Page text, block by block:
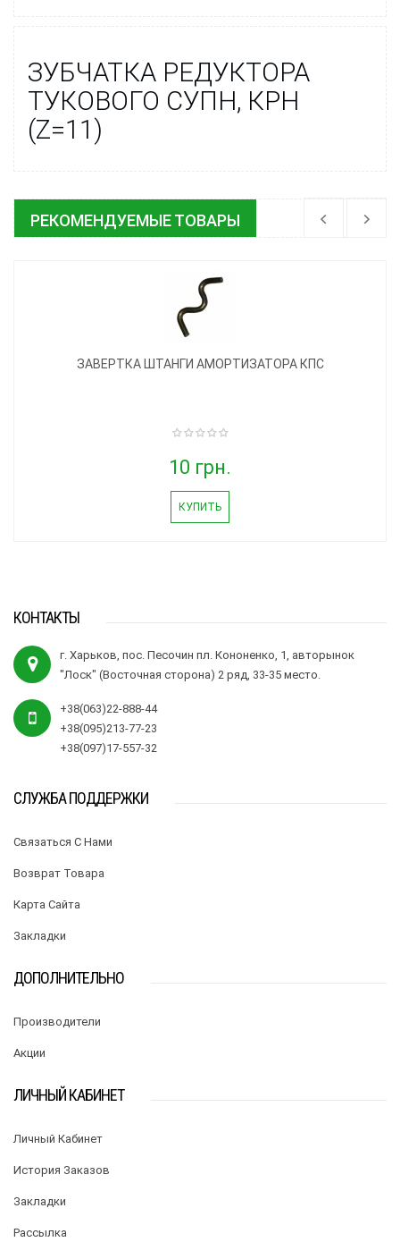
ЗУБЧАТКА РЕДУКТОРА
ТУКОВОГО СУПН, КРН
(Z=11)
РЕКОМЕНДУЕМЫЕ ТОВАРЫ
ЗАВЕРТКА ШТАНГИ АМОРТИЗАТОРА КПС
10 грн.
КУПИТЬ
КОНТАКТЫ
г. Харьков, пос. Песочин пл. Кононенко, 1, авторынок
"Лоск" (Восточная сторона) 2 ряд, 33-35 место.
+38(063)22-888-44
+38(095)213-77-23
+38(097)17-557-32
СЛУЖБА ПОДДЕРЖКИ
Связаться С Нами
Возврат Товара
Карта Сайта
Закладки
ДОПОЛНИТЕЛЬНО
Производители
Акции
ЛИЧНЫЙ КАБИНЕТ
Личный Кабинет
История Заказов
Закладки
Рассылка